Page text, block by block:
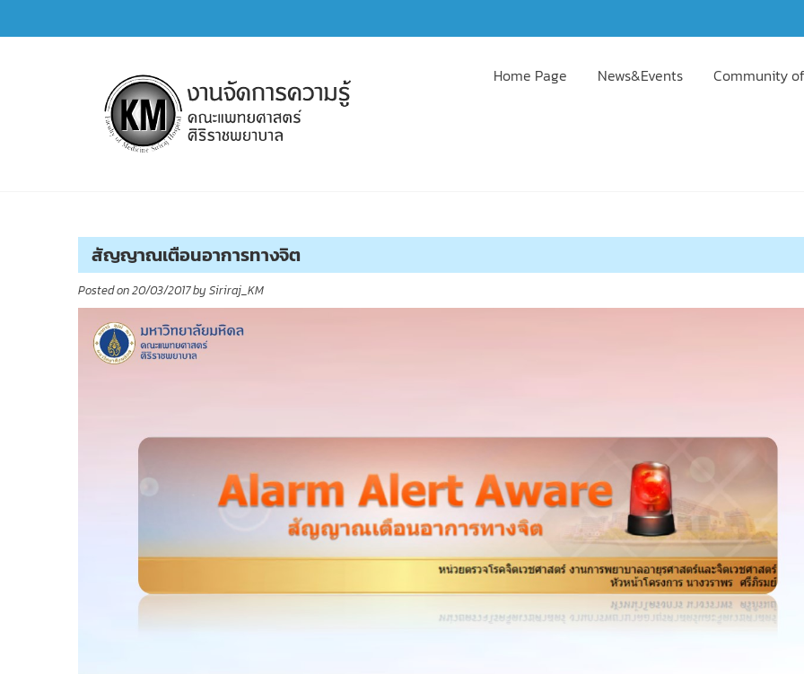
to
Home Page News&Events Community
สัญญาณเตือนอาการทางจิต
Posted on20/03/2017by Siriraj_KM